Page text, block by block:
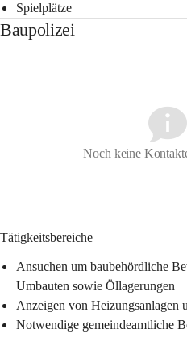
Spielplätze
Baupolizei
Noch keine
Tätigkeitsbereiche
Ansuchen um baubehördliche
Umbauten sowie Öllagerungen
Anzeigen von Heizungsanlagen
Notwendige gemeindeamtliche